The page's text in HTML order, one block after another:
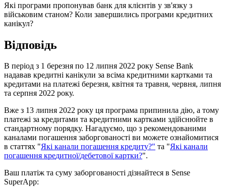
Які програми пропонував банк для клієнтів у зв'язку з
військовим станом? Коли завершились програми кредитних
канікул?
Відповідь
В період з 1 березня по 12 липня 2022 року Sense Bank
надавав кредитні канікули за всіма кредитними картками та
кредитами на платежі березня, квітня та травня, червня, липня
та серпня 2022 року.
Вже з 13 липня 2022 року ця програма припинила дію, а тому
платежі за кредитами та кредитними картками здійснюйте в
стандартному порядку. Нагадуємо, що з рекомендованими
каналами погашення заборгованості ви можете ознайомитися
в статтях "Які канали погашення кредиту?" та "Які канали
погашення кредитної/дебетової картки?".
Ваш платіж та суму заборгованості дізнайтеся в Sense
SuperApp: